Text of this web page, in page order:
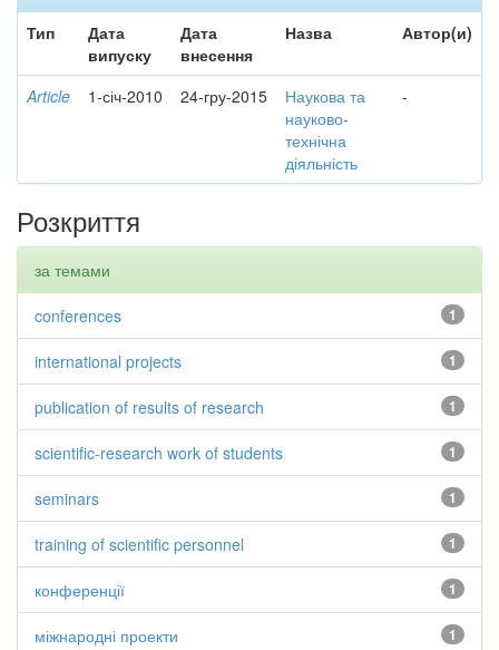
Тип
Дата
випуску
Дата
внесення
Назва Автор(и)
Article 1-січ-2010 24-гру-2015
Наукова та
науково-
технічна
діяльність
-
Розкриття
за темами
1
conferences
1
international projects
1
publication of results of research
1
scientific-research work of students
1
seminars
1
training of scientific personnel
1
конференції
1
міжнародні проекти